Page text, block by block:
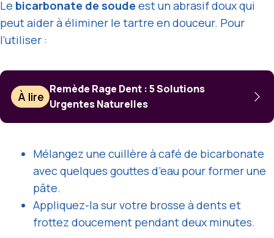
Le bicarbonate de soude est un abrasif doux qui
peut aider à éliminer le tartre en douceur. Pour
l’utiliser :
À lire
Remède Rage Dent : 5 Solutions
Urgentes Naturelles
Mélangez une cuillère à café de bicarbonate
avec quelques gouttes d’eau pour former une
pâte.
Appliquez-la sur votre brosse à dents et
frottez doucement pendant deux minutes.